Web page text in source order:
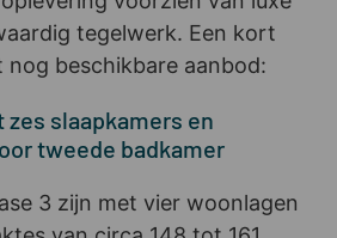
tegelwerk. Een kort
beschikbare aanbod:
slaapkamers en
tweede badkamer
3 zijn met vier woonlagen